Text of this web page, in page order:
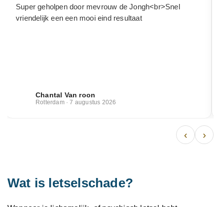
Super geholpen door mevrouw de Jongh<br>Snel
vriendelijk een een mooi eind resultaat
Chantal Van roon
Rotterdam · 7 augustus 2026
‹ ›
Wat is letselschade?